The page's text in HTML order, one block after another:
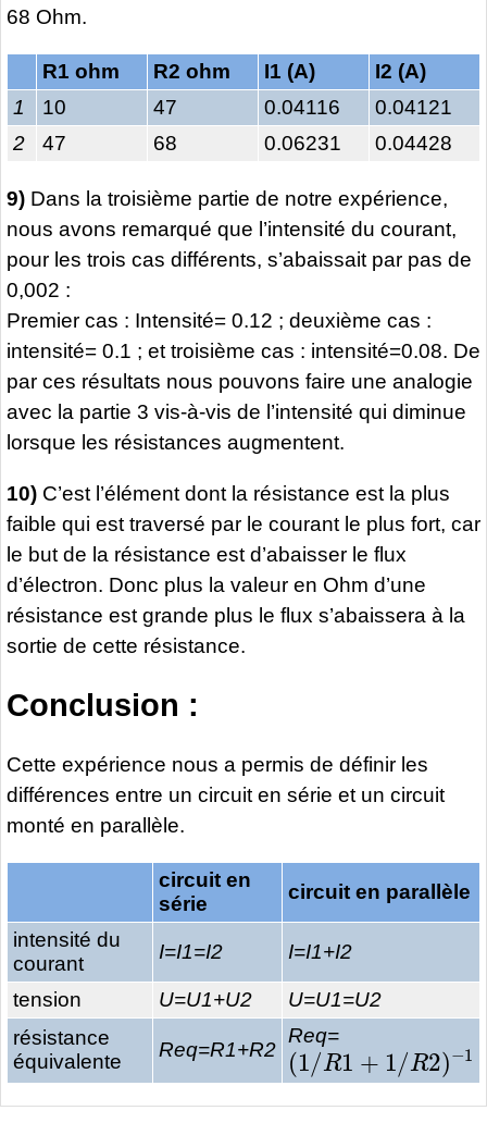
68 Ohm.
R1 ohm R2 ohm I1 (A)
I2 (A)
1
10 47 0.04116
0.04121
2
47 68 0.06231 0.04428
9) Dans la troisième partie de notre expérience,
nous avons remarqué que l’intensité du courant,
pour les trois cas différents, s’abaissait par pas de
0,002 :
Premier cas : Intensité= 0.12 ; deuxième cas :
intensité= 0.1 ; et troisième cas : intensité=0.08. De
par ces résultats nous pouvons faire une analogie
avec la partie 3 vis-à-vis de l’intensité qui diminue
lorsque les résistances augmentent.
10) C’est l’élément dont la résistance est la plus
faible qui est traversé par le courant le plus fort, car
le but de la résistance est d’abaisser le flux
d’électron. Donc plus la valeur en Ohm d’une
résistance est grande plus le flux s’abaissera à la
sortie de cette résistance.
Conclusion :
Cette expérience nous a permis de définir les
différences entre un circuit en série et un circuit
monté en parallèle.
circuit en
série
circuit en parallèle
intensité du
courant
I=I1=I2 I=I1+I2
tension U=U1+U2
U=U1=U2
résistance
équivalente
Req=R1+R2
Req=
(1/R1 R 2)−1